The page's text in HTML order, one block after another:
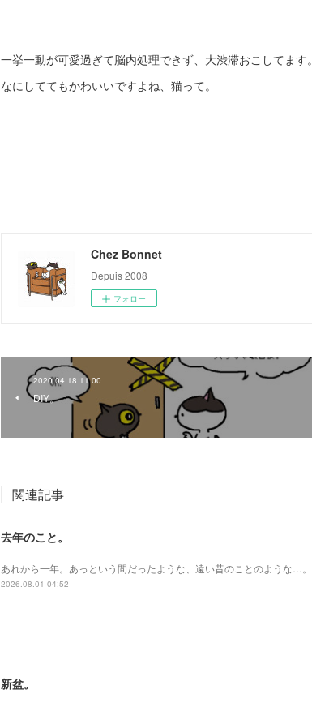
一挙一動が可愛過ぎて脳内処理できず、大渋滞おこしてます。
なにしててもかわいいですよね、猫って。
Chez Bonnet
Depuis 2008
フォロー
2020.04.18 11:00
DIY。
関連記事
去年のこと。
あれから一年。あっという間だったような、遠い昔のことのような…。
2026.08.01 04:52
新盆。